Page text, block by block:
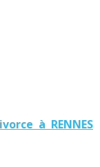
à RENNES